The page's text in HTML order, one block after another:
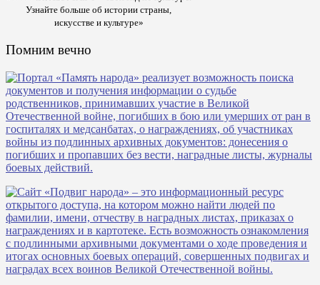
Узнайте больше об истории страны,
искусстве и культуре»
Помним вечно